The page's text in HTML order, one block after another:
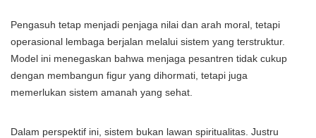
Pengasuh tetap menjadi penjaga nilai dan arah moral, tetapi
operasional lembaga berjalan melalui sistem yang terstruktur.
Model ini menegaskan bahwa menjaga pesantren tidak cukup
dengan membangun figur yang dihormati, tetapi juga
memerlukan sistem amanah yang sehat.
Dalam perspektif ini, sistem bukan lawan spiritualitas. Justru